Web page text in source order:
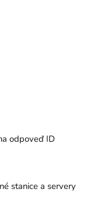
odpoveď ID
stanice a servery